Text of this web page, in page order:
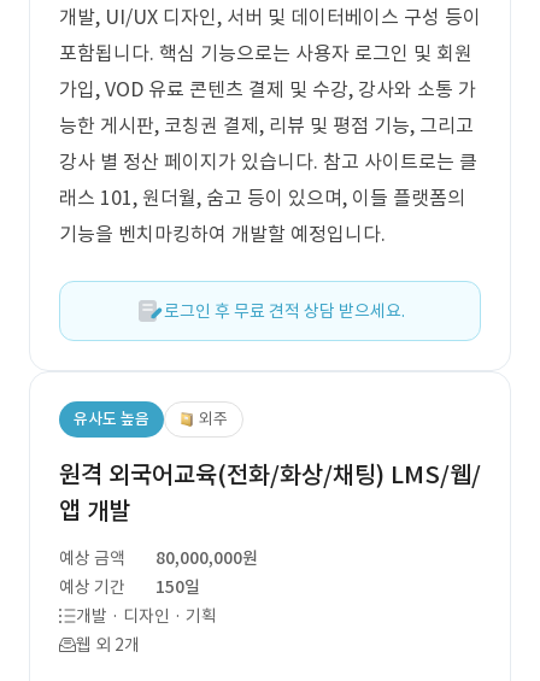
개발, UI/UX 디자인, 서버 및 데이터베이스 구성 등이
포함됩니다. 핵심 기능으로는 사용자 로그인 및 회원
가입, VOD 유료 콘텐츠 결제 및 수강, 강사와 소통 가
능한 게시판, 코칭권 결제, 리뷰 및 평점 기능, 그리고
강사 별 정산 페이지가 있습니다. 참고 사이트로는 클
래스 101, 원더월, 숨고 등이 있으며, 이들 플랫폼의
기능을 벤치마킹하여 개발할 예정입니다.
로그인 후 무료 견적 상담 받으세요.
유사도 높음 외주
원격 외국어교육(전화/화상/채팅) LMS/웹/
앱 개발
예상 금액
80,000,000원
예상 기간
150일
개발 · 디자인 · 기획
웹 외 2개